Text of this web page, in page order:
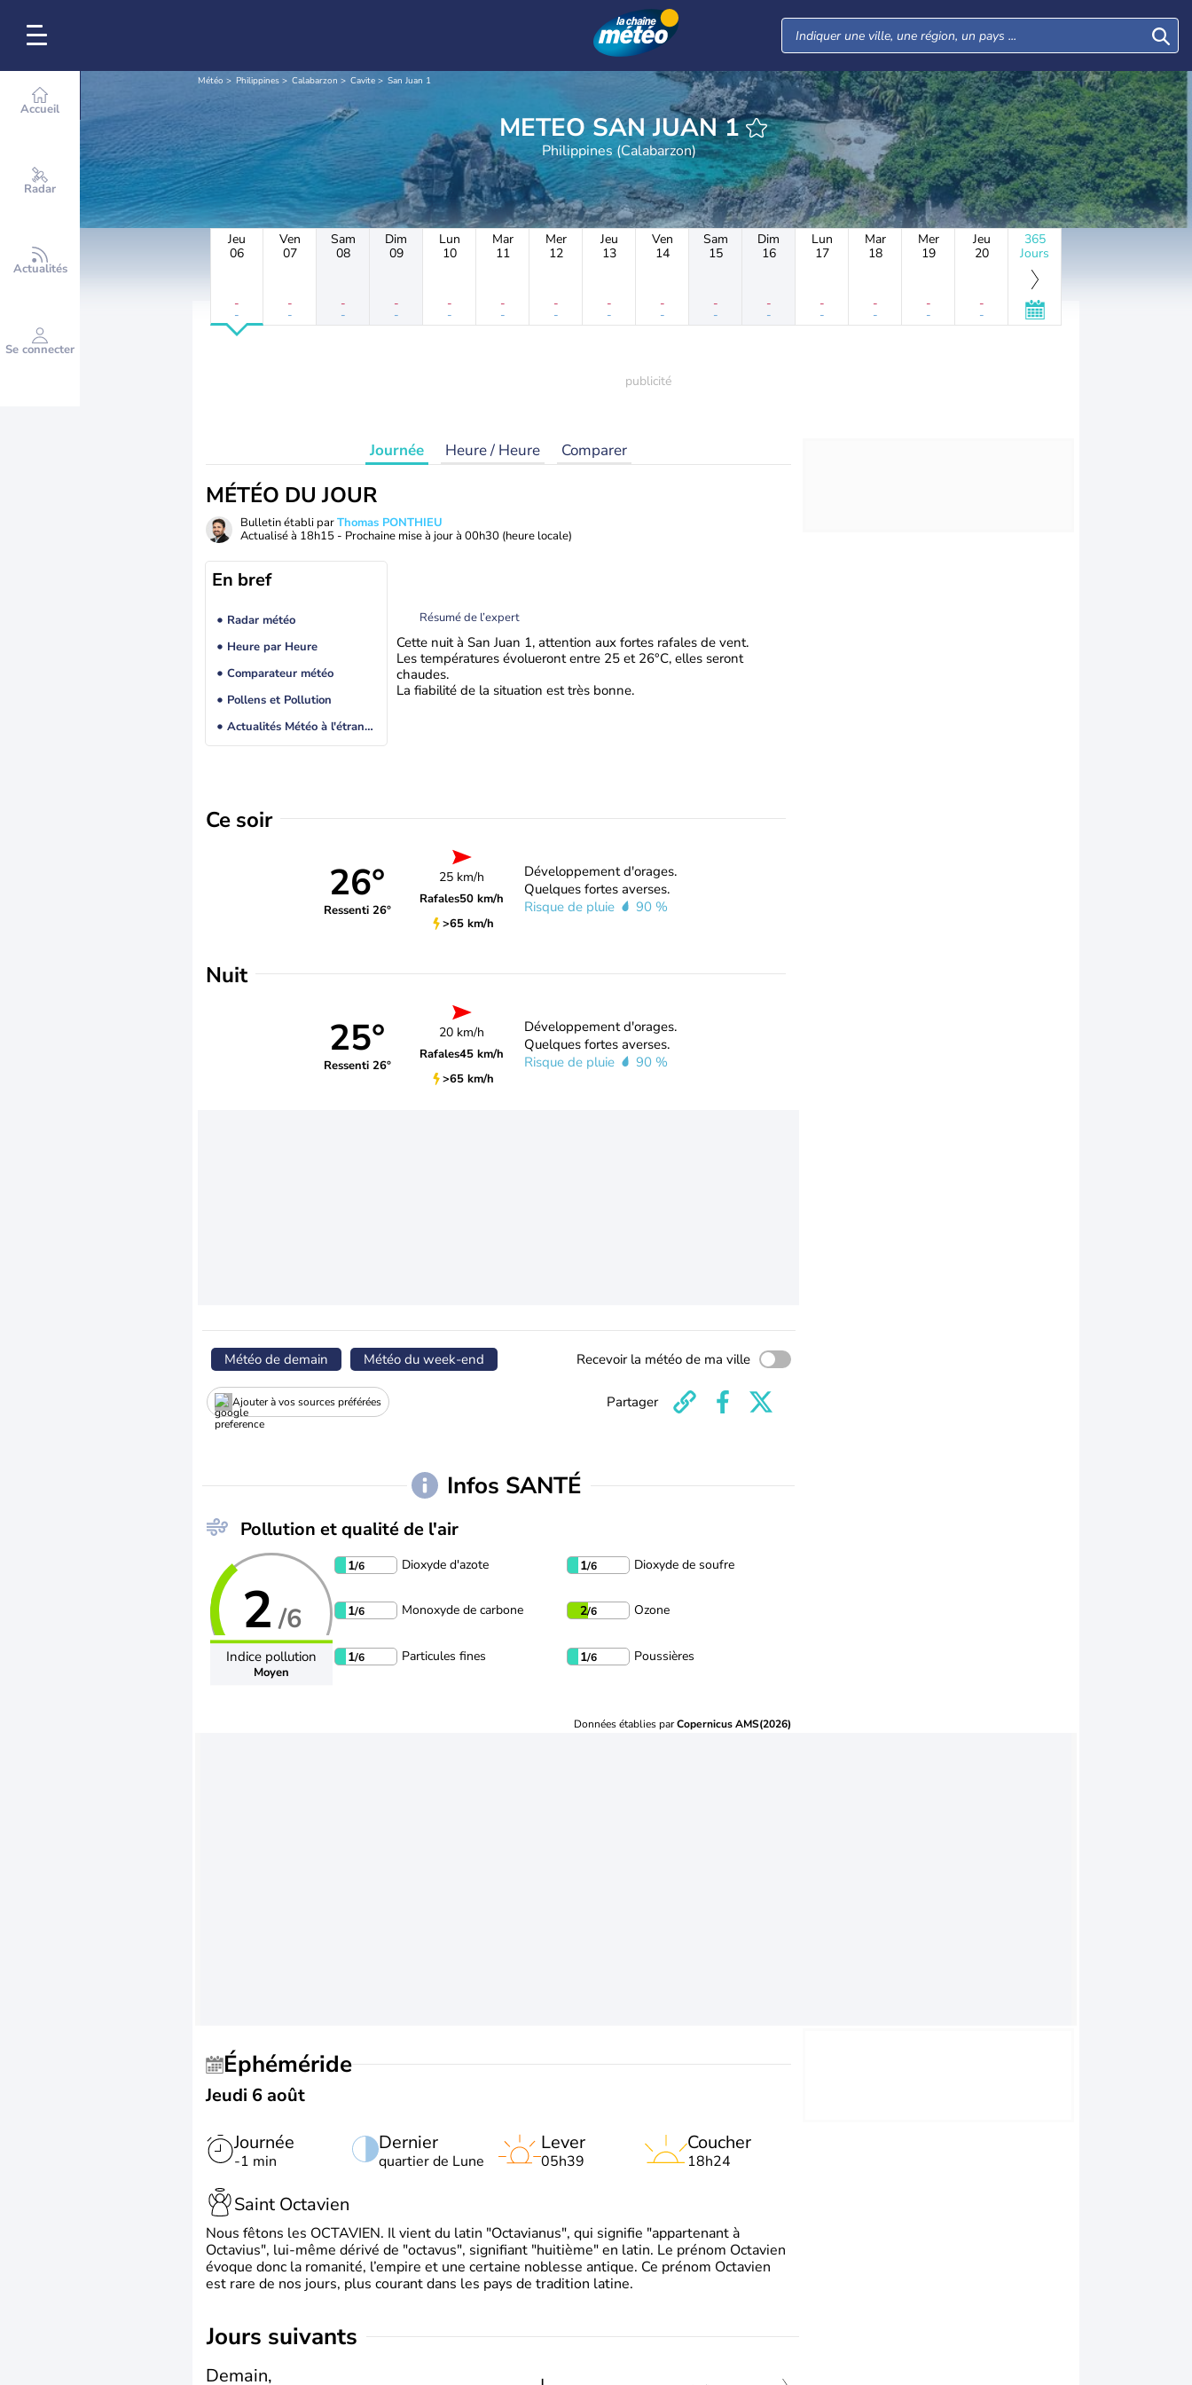
Accueil
Radar
Actualités
Se connecter
Météo Philippines Calabarzon Cavite San Juan 1
METEO SAN JUAN 1
Philippines (Calabarzon)
Jeu
06
-
-
Ven
07
-
-
Sam
08
-
-
Dim
09
-
-
Lun
10
-
-
Mar
11
-
-
Mer
12
-
-
Jeu
13
-
-
Ven
14
-
-
Sam
15
-
-
Dim
16
-
-
Lun
17
-
-
Mar
18
-
-
Mer
19
-
-
Jeu
20
-
-
365
Jours
Journée Heure / Heure Comparer
MÉTÉO DU JOUR
Bulletin établi parThomas PONTHIEU
Actualisé à 18h15 - Prochaine mise à jour à 00h30 (heure locale)
En bref
Radar météo
Heure par Heure
Comparateur météo
Pollens et Pollution
Actualités Météo à l'étranger
Résumé de l’expert
Cette nuit à San Juan 1, attention aux fortes rafales de vent.
Les températures évolueront entre 25 et 26°C, elles seront
chaudes.
La fiabilité de la situation est très bonne.
Ce soir
26°
Ressenti 26°
25 km/h
Rafales50 km/h
>65 km/h
Développement d'orages.
Quelques fortes averses.
Risque de pluie
90 %
Nuit
25°
Ressenti 26°
20 km/h
Rafales45 km/h
>65 km/h
Développement d'orages.
Quelques fortes averses.
Risque de pluie
90 %
Météo de demain Météo du week-end Recevoir la météo de ma ville
Ajouter à vos sources préférées Partager
Infos SANTÉ
Pollution et qualité de l'air
2 /6
Indice pollution
Moyen
1/6 Dioxyde d'azote 1/6 Dioxyde de soufre
1/6 Monoxyde de carbone 2/6 Ozone
1/6 Particules fines 1/6 Poussières
Données établies parCopernicus AMS(2026)
Éphéméride
Jeudi 6 août
Journée
-1 min
Dernier
quartier de Lune
Lever
05h39
Coucher
18h24
Saint Octavien
Nous fêtons les OCTAVIEN. Il vient du latin "Octavianus", qui signifie "appartenant à
Octavius", lui-même dérivé de "octavus", signifiant "huitième" en latin. Le prénom Octavien
évoque donc la romanité, l’empire et une certaine noblesse antique. Ce prénom Octavien
est rare de nos jours, plus courant dans les pays de tradition latine.
jours suivants
Demain,